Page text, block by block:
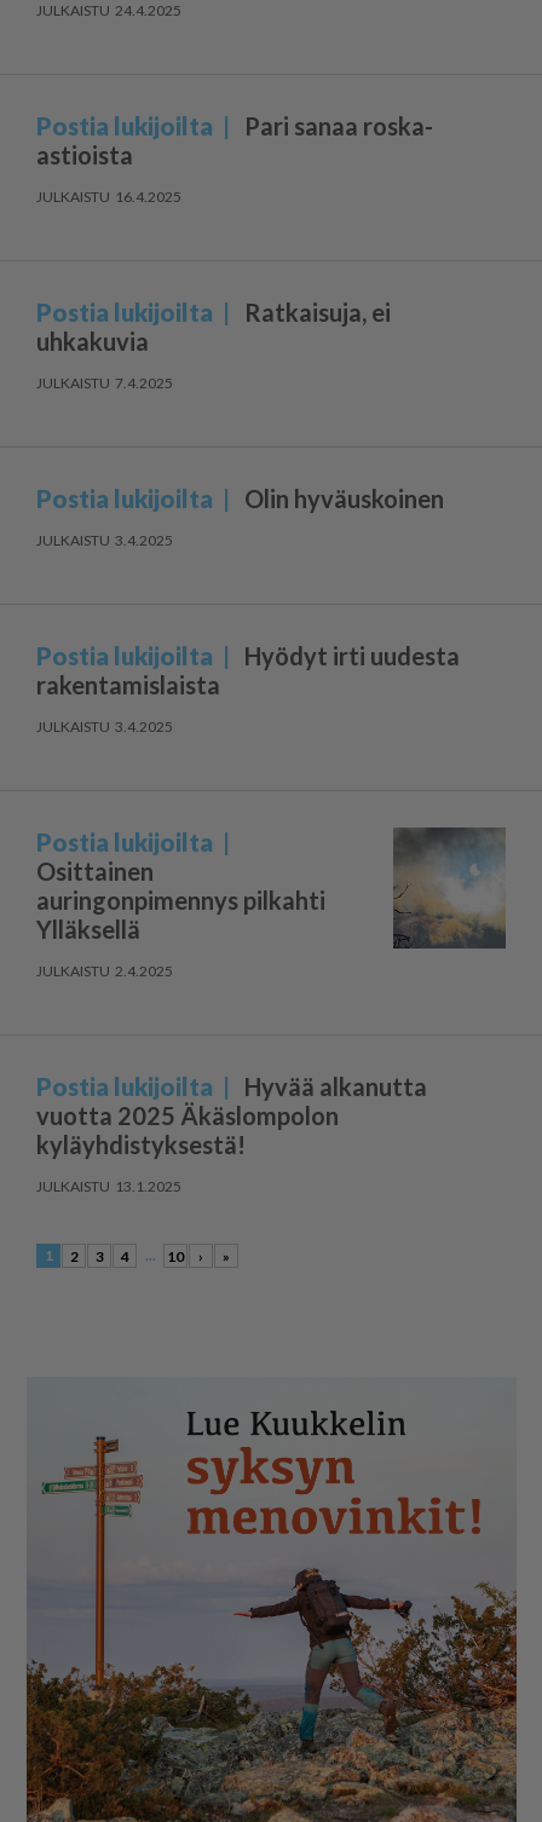
24.4.2025
Postia lukijoilta
Pari sanaa roska-
astioista
16.4.2025
Postia lukijoilta
Ratkaisuja, ei
uhkakuvia
7.4.2025
Postia lukijoilta Olin hyväuskoinen
3.4.2025
Postia lukijoilta
Hyödyt irti uudesta
rakentamislaista
3.4.2025
Postia lukijoilta
Osittainen
auringonpimennys pilkahti
Ylläksellä
2.4.2025
Postia lukijoilta
Hyvää alkanutta
vuotta 2025 Äkäslompolon
kyläyhdistyksestä!
13.1.2025
1 2 3 4 ... 10 › »